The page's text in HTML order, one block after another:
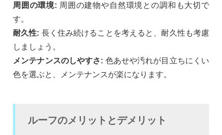
周囲の環境: 周囲の建物や自然環境との調和も大切で
す。
耐久性: 長く住み続けることを考えると、耐久性も考慮
しましょう。
メンテナンスのしやすさ: 色あせや汚れが目立ちにくい
色を選ぶと、メンテナンスが楽になります。
ルーフのメリットとデメリット